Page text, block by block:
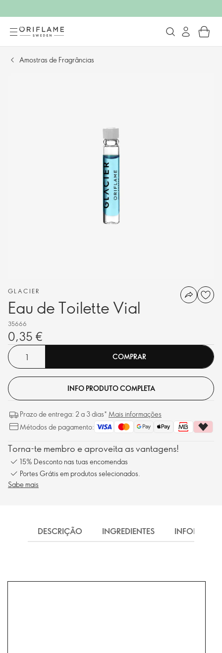
Amostras de Fragrâncias
GLACIER
Eau de Toilette Vial
35666
0,35 €
COMPRAR
INFO PRODUTO COMPLETA
Prazo de entrega: 2 a 3 dias* Mais informações
Métodos de pagamento:
Torna-te membro e aproveita as vantagens!
15% Desconto nas tuas encomendas
Portes Grátis em produtos selecionados.
Sabe mais
DESCRIÇÃO INGREDIENTES